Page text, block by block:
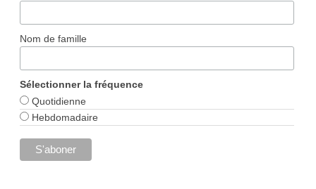
Nom de famille
Sélectionner la fréquence
Quotidienne
Hebdomadaire